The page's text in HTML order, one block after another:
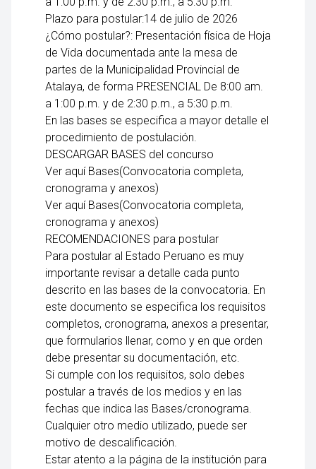
Plazo para postular:14 de julio de 2026
¿Cómo postular?: Presentación física de Hoja
de Vida documentada ante la mesa de
partes de la Municipalidad Provincial de
Atalaya, de forma PRESENCIAL De 8:00 am.
a 1:00 p.m. y de 2:30 p.m., a 5:30 p.m.
En las bases se especifica a mayor detalle el
procedimiento de postulación.
DESCARGAR BASES del concurso
Ver aquí Bases(Convocatoria completa,
cronograma y anexos)
Ver aquí Bases(Convocatoria completa,
cronograma y anexos)
RECOMENDACIONES para postular
Para postular al Estado Peruano es muy
importante revisar a detalle cada punto
descrito en las bases de la convocatoria. En
este documento se especifica los requisitos
completos, cronograma, anexos a presentar,
que formularios llenar, como y en que orden
debe presentar su documentación, etc.
Si cumple con los requisitos, solo debes
postular a través de los medios y en las
fechas que indica las Bases/cronograma.
Cualquier otro medio utilizado, puede ser
motivo de descalificación.
Estar atento a la página de la institución para